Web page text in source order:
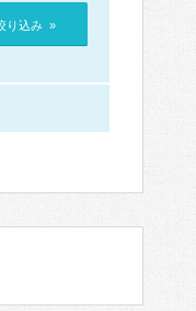
り込み »